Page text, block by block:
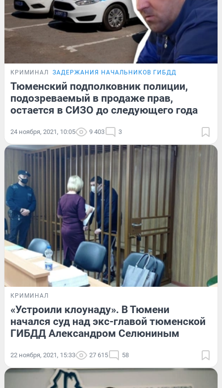
КРИМИНАЛ ЗАДЕРЖАНИЯ НАЧАЛЬНИКОВ ГИБДД
Тюменский подполковник полиции,
подозреваемый в продаже прав,
остается в СИЗО до следующего года
24 ноября, 2021, 10:05 9 403 3
КРИМИНАЛ
«Устроили клоунаду». В Тюмени
начался суд над экс-главой тюменской
ГИБДД Александром Селюниным
22 ноября, 2021, 15:33 27 615 58